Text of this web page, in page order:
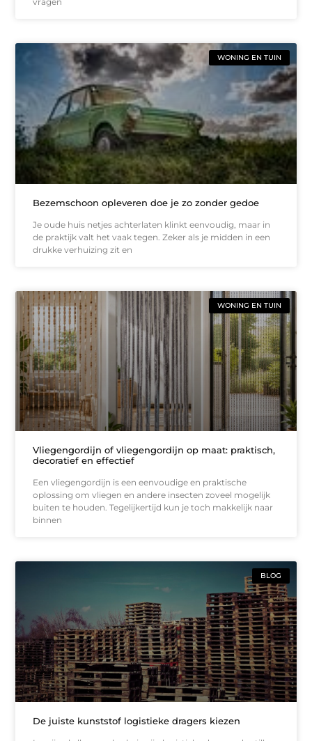
WONING EN TUIN
Bezemschoon opleveren doe je zo zonder gedoe
Je oude huis netjes achterlaten klinkt eenvoudig, maar in
de praktijk valt het vaak tegen. Zeker als je midden in een
drukke verhuizing zit en
WONING EN TUIN
Vliegengordijn of vliegengordijn op maat: praktisch,
decoratief en effectief
Een vliegengordijn is een eenvoudige en praktische
oplossing om vliegen en andere insecten zoveel mogelijk
buiten te houden. Tegelijkertijd kun je toch makkelijk naar
binnen
BLOG
De juiste kunststof logistieke dragers kiezen